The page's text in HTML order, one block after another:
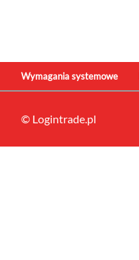
Wymagania systemowe
© Logintrade.pl